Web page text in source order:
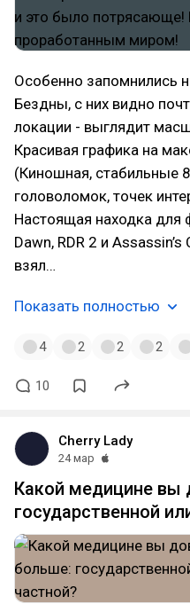
Особенно запомнились
Бездны, с них видно
локации - выглядит
Красивая графика на
(Киношная, стабильные
головоломок, точек
Настоящая находка для
Dawn, RDR 2 и
взял…
Показать полностью
4 2 2 2
10
Cherry Lady
24 мар
Какой медицине вы
государственной